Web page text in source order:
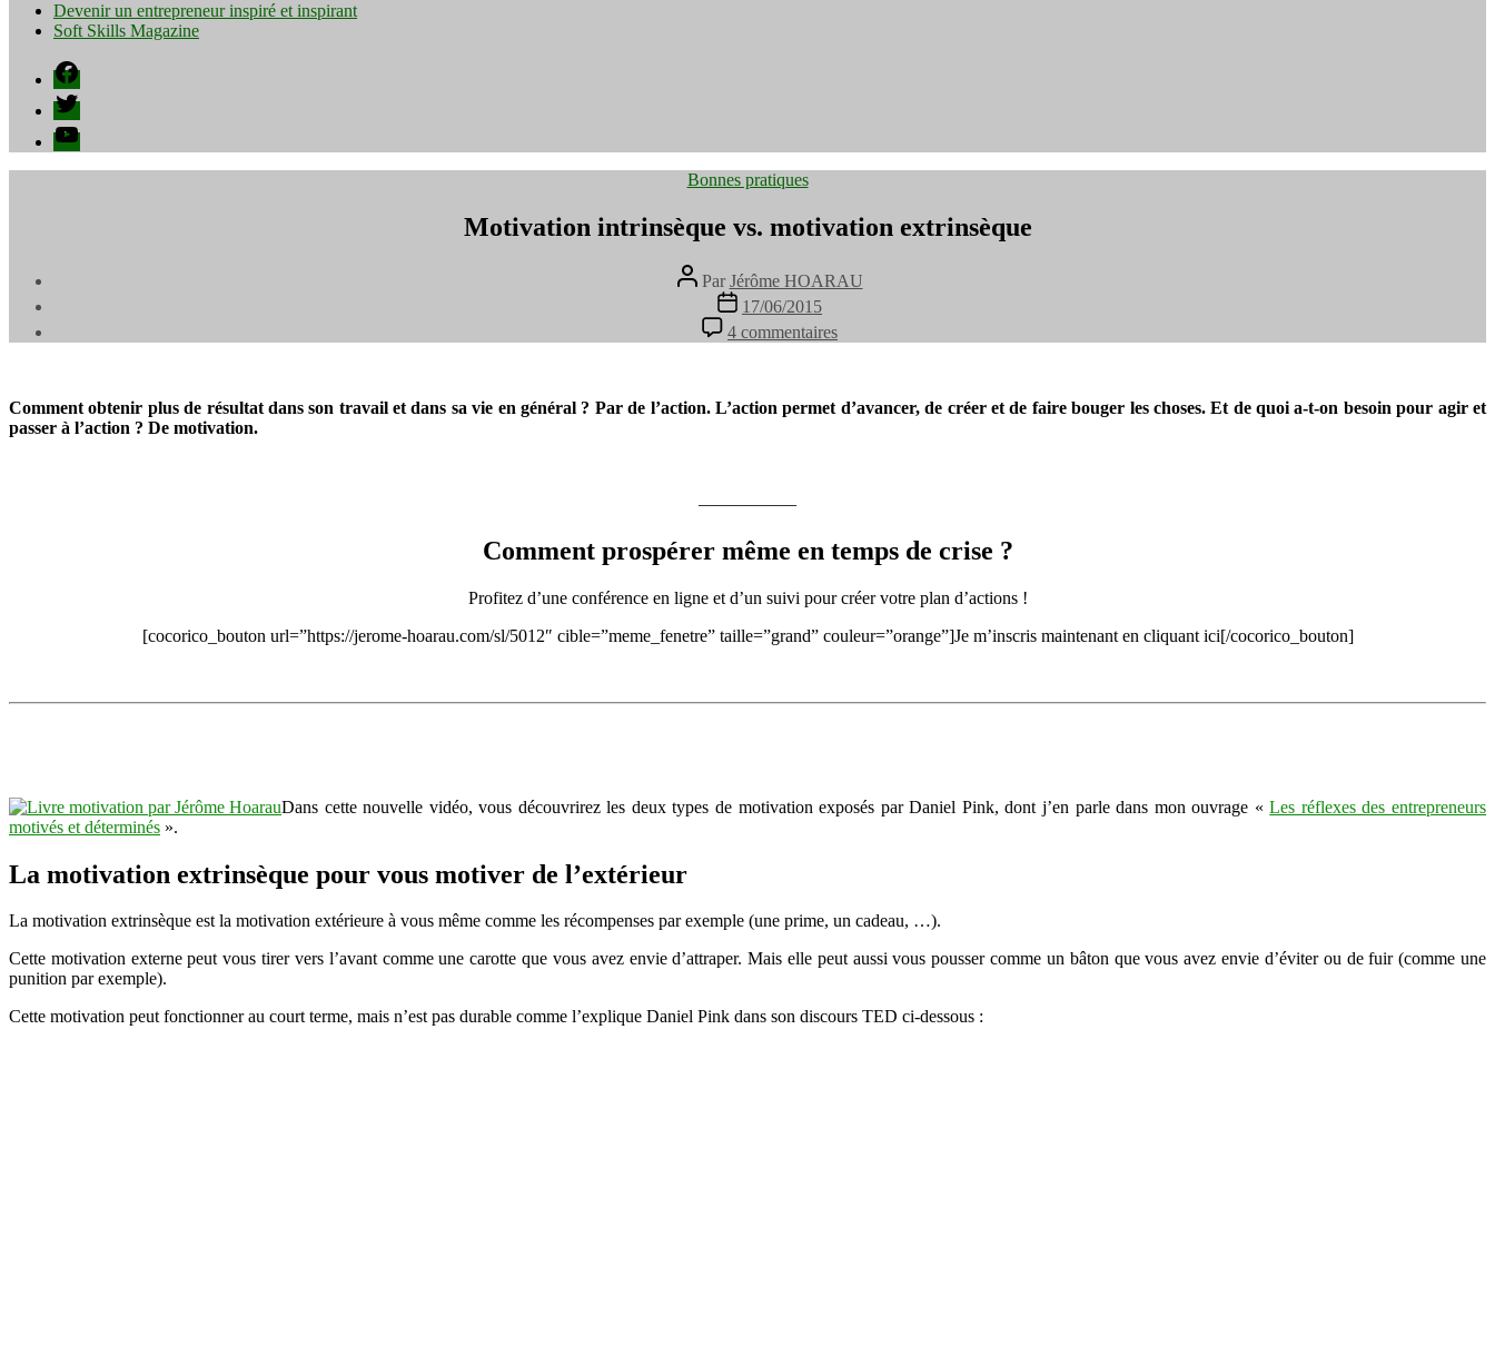
Devenir un entrepreneur inspiré et inspirant
Soft Skills Magazine
Facebook
Twitter
YouTube
Catégories
Bonnes pratiques
Motivation intrinsèque vs. motivation extrinsèque
Auteur
de
l’article
Par Jérôme HOARAU
Date
de
l’article
17/06/2015
4 commentaires
Motivation
motivation
Comment obtenir plus de résultat dans son travail et dans sa vie en général ? Par de l’action. L’action permet d’avancer, de créer et de faire bouger les choses. Et de quoi a-t-on besoin pour agir et
passer à l’action ? De motivation.
—————–
Comment prospérer même en temps de crise ?
Profitez d’une conférence en ligne et d’un suivi pour créer votre plan d’actions !
[cocorico_bouton url=”https://jerome-hoarau.com/sl/5012″ cible=”meme_fenetre” taille=”grand” couleur=”orange”]Je m’inscris maintenant en cliquant ici[/cocorico_bouton]
Dans cette nouvelle vidéo, vous découvrirez les deux types de motivation exposés par Daniel Pink, dont j’en parle dans mon ouvrage «Les réflexes des entrepreneurs
motivés et déterminés ».
La motivation extrinsèque pour vous motiver de l’extérieur
La motivation extrinsèque est la motivation extérieure à vous même comme les récompenses par exemple (une prime, un cadeau, …).
Cette motivation externe peut vous tirer vers l’avant comme une carotte que vous avez envie d’attraper. Mais elle peut aussi vous pousser comme un bâton que vous avez envie d’éviter ou de fuir (comme une
punition par exemple).
Cette motivation peut fonctionner au court terme, mais n’est pas durable comme l’explique Daniel Pink dans son discours TED ci-dessous :